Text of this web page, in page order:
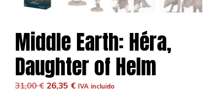
Middle Earth: Héra,
Daughter of Helm
31,00€ El
26,35 €ElIVA incluido